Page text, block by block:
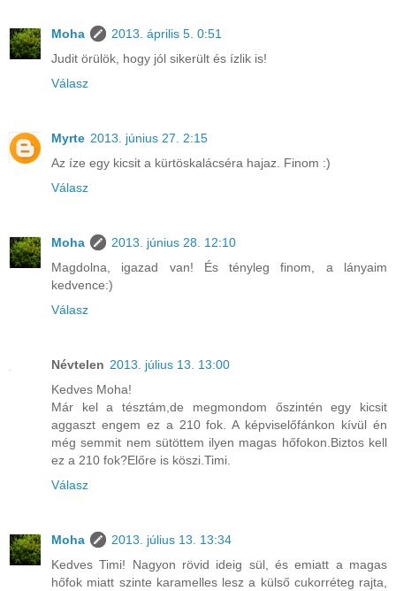
Moha
2013. április 5. 0:51
Judit örülök, hogy jól sikerült és ízlik is!
Válasz
Myrte 2013. június 27. 2:15
Az íze egy kicsit a kürtöskalácséra hajaz. Finom :)
Válasz
Moha
2013. június 28. 12:10
Magdolna, igazad van! És tényleg finom, a lányaim
kedvence:)
Válasz
Névtelen 2013. július 13. 13:00
Kedves Moha!
Már kel a tésztám,de megmondom őszintén egy kicsit
aggaszt engem ez a 210 fok. A képviselőfánkon kívül én
még semmit nem sütöttem ilyen magas hőfokon.Biztos kell
ez a 210 fok?Előre is köszi.Timi.
Válasz
Moha
2013. július 13. 13:34
Kedves Timi! Nagyon rövid ideig sül, és emiatt a magas
hőfok miatt szinte karamelles lesz a külső cukorréteg rajta,